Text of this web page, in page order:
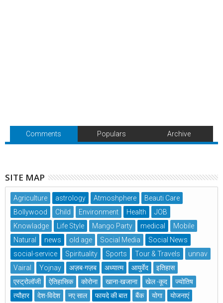
Comments Populars Archive
SITE MAP
Agriculture astrology Atmoshphere
Beauti Care
Bollywood
Child Environment Health
JOB
Knowladge
Life Style Mango Party medical
Mobile
Natural
news old age Social Media
Social News
social-service
Spirituality Sports Tour & Travels
unnav
Vairal
Yojnay अज़ब-गज़ब अध्यात्म आयुर्वेद
इतिहास
एस्ट्रोलॉजी
ऐतिहासिक कोरोना खाना-खजाना खेल -कूद
ज्योतिष
त्यौहार
देश-विदेश नए साल फायदे की बात बैंक योगा
योजनाएं